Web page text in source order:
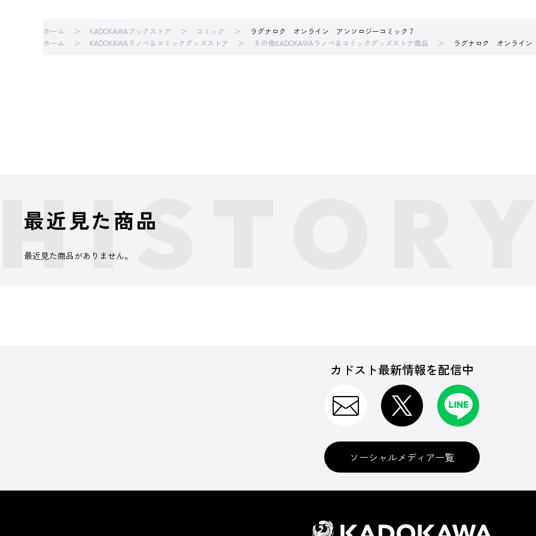
ホーム KADOKAWAブックストア コミック
ラグナロク オンライン アンソロジーコミック７
ホーム
KADOKAWAラノベ＆コミックグッズストア その他KADOKAWAラノベ＆コミックグッズストア商品 ラグナロク オンライン
最近見た商品
最近見た商品がありません。
カドスト最新情報を配信中
ソーシャルメディア一覧